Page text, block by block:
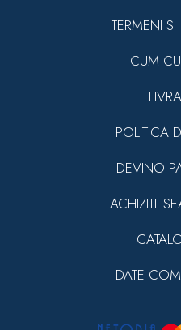
TERMENI
CUM
POLITICA
DEVINO
ACHIZITII
DATE